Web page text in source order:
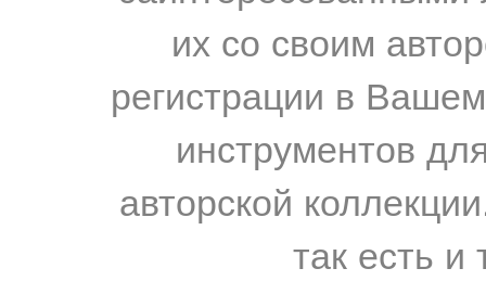
их со своим
регистрации в
инструментов
авторской
так есть и